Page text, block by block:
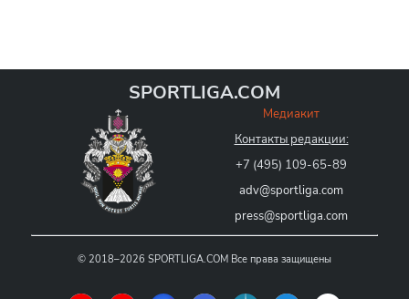
SPORTLIGA.COM
Медиакит
Контакты редакции:
+7 (495) 109-65-89
adv@sportliga.com
press@sportliga.com
© 2018–2026 SPORTLIGA.COM Все права защищены